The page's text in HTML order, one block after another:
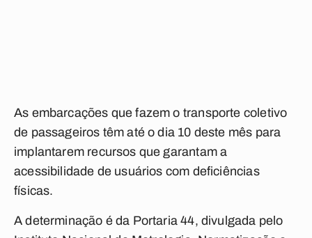
As embarcações que fazem o transporte coletivo
de passageiros têm até o dia 10 deste mês para
implantarem recursos que garantam a
acessibilidade de usuários com deficiências
físicas.
A determinação é da Portaria 44, divulgada pelo